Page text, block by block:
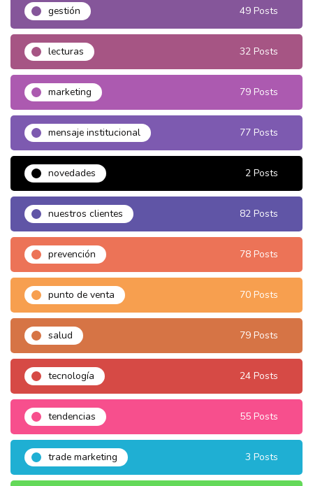
gestión 49 Posts
lecturas 32 Posts
marketing 79 Posts
mensaje institucional 77 Posts
novedades 2 Posts
nuestros clientes 82 Posts
prevención 78 Posts
punto de venta 70 Posts
salud 79 Posts
tecnología 24 Posts
tendencias 55 Posts
trade marketing 3 Posts